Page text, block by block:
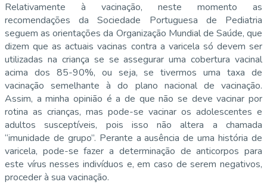
Relativamente à vacinação, neste momento as
recomendações da Sociedade Portuguesa de Pediatria
seguem as orientações da Organização Mundial de Saúde, que
dizem que as actuais vacinas contra a varicela só devem ser
utilizadas na criança se se assegurar uma cobertura vacinal
acima dos 85-90%, ou seja, se tivermos uma taxa de
vacinação semelhante à do plano nacional de vacinação.
Assim, a minha opinião é a de que não se deve vacinar por
rotina as crianças, mas pode-se vacinar os adolescentes e
adultos susceptíveis, pois isso não altera a chamada
“imunidade de grupo”. Perante a ausência de uma história de
varicela, pode-se fazer a determinação de anticorpos para
este vírus nesses indivíduos e, em caso de serem negativos,
proceder à sua vacinação.